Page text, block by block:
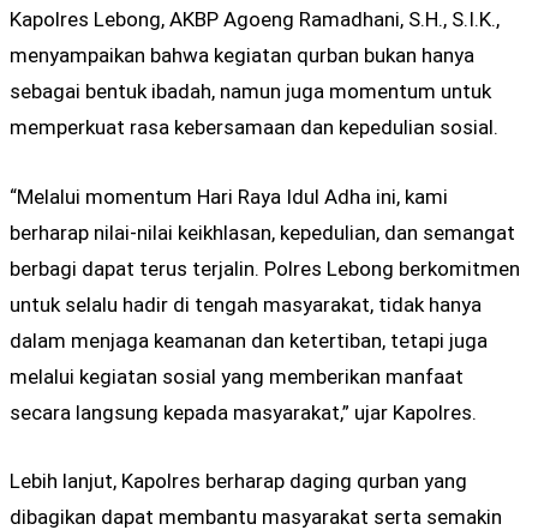
Kapolres Lebong, AKBP Agoeng Ramadhani, S.H., S.I.K.,
menyampaikan bahwa kegiatan qurban bukan hanya
sebagai bentuk ibadah, namun juga momentum untuk
memperkuat rasa kebersamaan dan kepedulian sosial.
“Melalui momentum Hari Raya Idul Adha ini, kami
berharap nilai-nilai keikhlasan, kepedulian, dan semangat
berbagi dapat terus terjalin. Polres Lebong berkomitmen
untuk selalu hadir di tengah masyarakat, tidak hanya
dalam menjaga keamanan dan ketertiban, tetapi juga
melalui kegiatan sosial yang memberikan manfaat
secara langsung kepada masyarakat,” ujar Kapolres.
Lebih lanjut, Kapolres berharap daging qurban yang
dibagikan dapat membantu masyarakat serta semakin